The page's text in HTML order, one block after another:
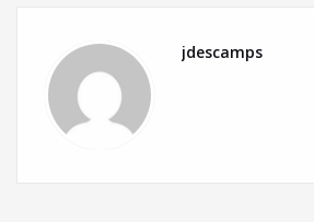
jdescamps